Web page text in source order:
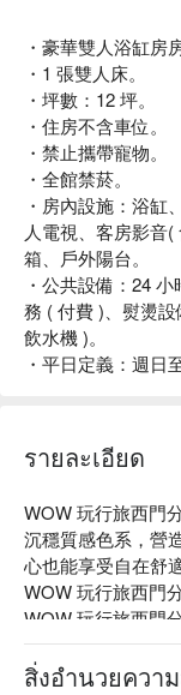
・豪華雙人浴缸房
・1 張雙人床。
・坪數：12 坪。
・住房不含車位。
・禁止攜帶寵物。
・全館禁菸。
・房內設施：浴缸
人電視、客房影音
箱、戶外陽台。
・公共設備：24
務 ( 付費 )、熨燙設
飲水機 )。
・平日定義：週日
รายละเอียด
WOW 玩行旅西門
沉穩質感色系，營
心也能享受自在舒
WOW 玩行旅西門
WOW 玩行旅西門
門商圈，步行至捷
探索城市的旅客。
สิ่งอำนวยควา